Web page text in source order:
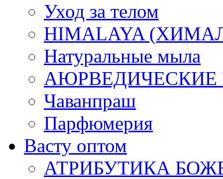
Уход за телом
HIMALAYA
Натуральные мыла
Чаванпраш
Парфюмерия
Васту оптом
АТРИБУТИКА